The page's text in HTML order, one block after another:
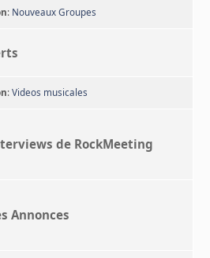
: Nouveaux Groupes
: Videos musicales
de RockMeeting
Annonces